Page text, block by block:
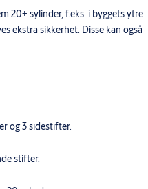
20+ sylinder, f.eks. i byggets ytre
ekstra sikkerhet. Disse kan også
og 3 sidestifter.
stifter.